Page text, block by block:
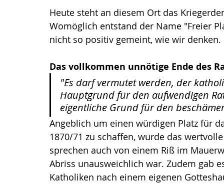
Heute steht an diesem Ort das
Womöglich entstand der Name "Freier
nicht so positiv gemeint, wie wir denken.
Das vollkommen unnötige Ende des
"Es darf vermutet werden, der
Hauptgrund für den aufwendigen
eigentliche Grund für den
Angeblich um einen würdigen Platz für
1870/71 zu schaffen, wurde das
sprechen auch von einem Riß im
Abriss unausweichlich war. Zudem gab
Katholiken nach einem eigenen